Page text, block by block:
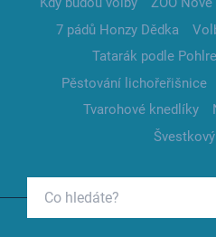
7 pádů Honzy Dědka
Tatarák podle
Pěstování lichořeřišnice
Tvarohové knedlíky